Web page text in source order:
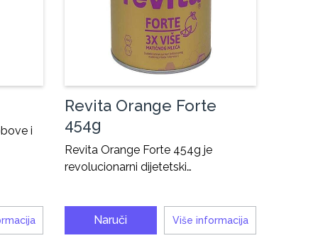
i
Revita Orange Forte
454g
Revita Orange Forte 454g je
revolucionarni dijetetski…
Naruči Više informacija